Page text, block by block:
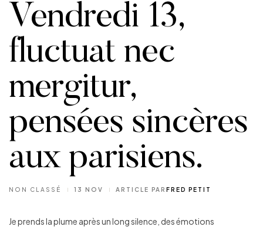
Vendredi 13,
fluctuat nec
mergitur,
pensées sincères
aux parisiens.
NON CLASSÉ 13 NOV ARTICLE PAR FRED PETIT
Je prends la plume après un long silence, des émotions